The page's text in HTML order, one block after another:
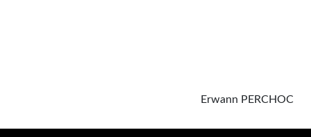
Erwann PERCHOC